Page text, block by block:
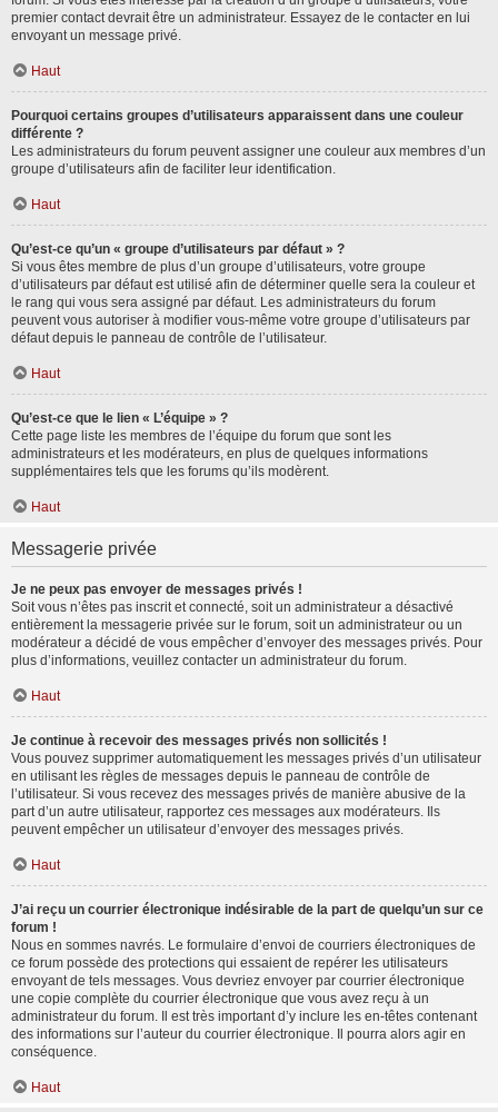
premier contact devrait être un administrateur. Essayez de le contacter en lui
envoyant un message privé.
Haut
Pourquoi certains groupes d’utilisateurs apparaissent dans une couleur
différente ?
Les administrateurs du forum peuvent assigner une couleur aux membres d’un
groupe d’utilisateurs afin de faciliter leur identification.
Haut
Qu’est-ce qu’un « groupe d’utilisateurs par défaut » ?
Si vous êtes membre de plus d’un groupe d’utilisateurs, votre groupe
d’utilisateurs par défaut est utilisé afin de déterminer quelle sera la couleur et
le rang qui vous sera assigné par défaut. Les administrateurs du forum
peuvent vous autoriser à modifier vous-même votre groupe d’utilisateurs par
défaut depuis le panneau de contrôle de l’utilisateur.
Haut
Qu’est-ce que le lien « L’équipe » ?
Cette page liste les membres de l’équipe du forum que sont les
administrateurs et les modérateurs, en plus de quelques informations
supplémentaires tels que les forums qu’ils modèrent.
Haut
Messagerie privée
Je ne peux pas envoyer de messages privés !
Soit vous n’êtes pas inscrit et connecté, soit un administrateur a désactivé
entièrement la messagerie privée sur le forum, soit un administrateur ou un
modérateur a décidé de vous empêcher d’envoyer des messages privés. Pour
plus d’informations, veuillez contacter un administrateur du forum.
Haut
Je continue à recevoir des messages privés non sollicités !
Vous pouvez supprimer automatiquement les messages privés d’un utilisateur
en utilisant les règles de messages depuis le panneau de contrôle de
l’utilisateur. Si vous recevez des messages privés de manière abusive de la
part d’un autre utilisateur, rapportez ces messages aux modérateurs. Ils
peuvent empêcher un utilisateur d’envoyer des messages privés.
Haut
J’ai reçu un courrier électronique indésirable de la part de quelqu’un sur ce
forum !
Nous en sommes navrés. Le formulaire d’envoi de courriers électroniques de
ce forum possède des protections qui essaient de repérer les utilisateurs
envoyant de tels messages. Vous devriez envoyer par courrier électronique
une copie complète du courrier électronique que vous avez reçu à un
administrateur du forum. Il est très important d’y inclure les en-têtes contenant
des informations sur l’auteur du courrier électronique. Il pourra alors agir en
conséquence.
Haut